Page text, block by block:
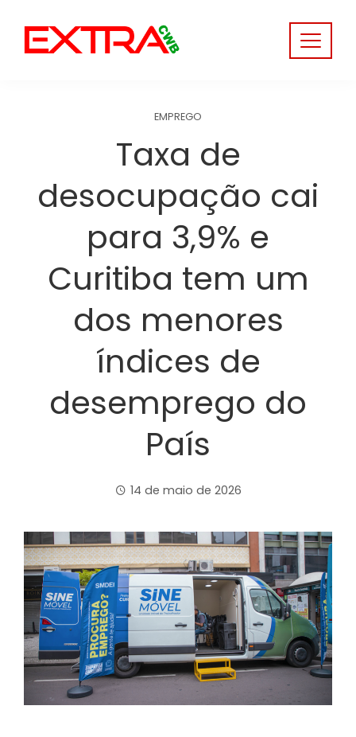
content
EMPREGO
Taxa de
desocupação cai
para 3,9% e
Curitiba tem um
dos menores
índices de
desemprego do
País
14 de maio de 2026